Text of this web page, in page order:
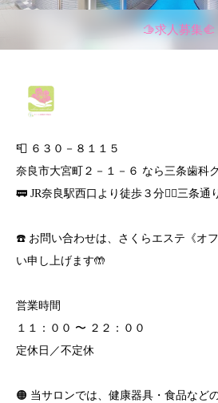
🫱求人募集🫲
📮 ６３０－８１１５
奈良市大宮町２－１－６ なら三条歯科
🚃 JR奈良駅西口より徒歩３分🚶‍♀️三条
☎️ お問い合わせは、さくらエステ《オ
い申し上げます🤲
営業時間
１１：００ 〜 ２２：００
定休日／不定休
🟠 当サロンでは、健康器具・食品など